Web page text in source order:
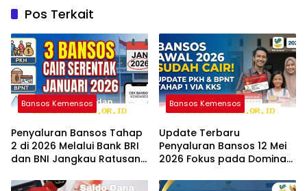
Pos Terkait
Bansos Kemensos
Penyaluran Bansos Tahap
2 di 2026 Melalui Bank BRI
dan BNI Jangkau Ratusan
Bansos Kemensos
Update Terbaru
Penyaluran Bansos 12 Mei
2026 Fokus pada Dominasi